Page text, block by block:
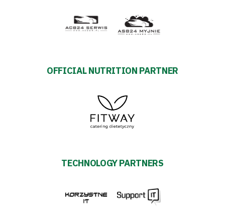
OFFICIAL NUTRITION PARTNER
TECHNOLOGY PARTNERS